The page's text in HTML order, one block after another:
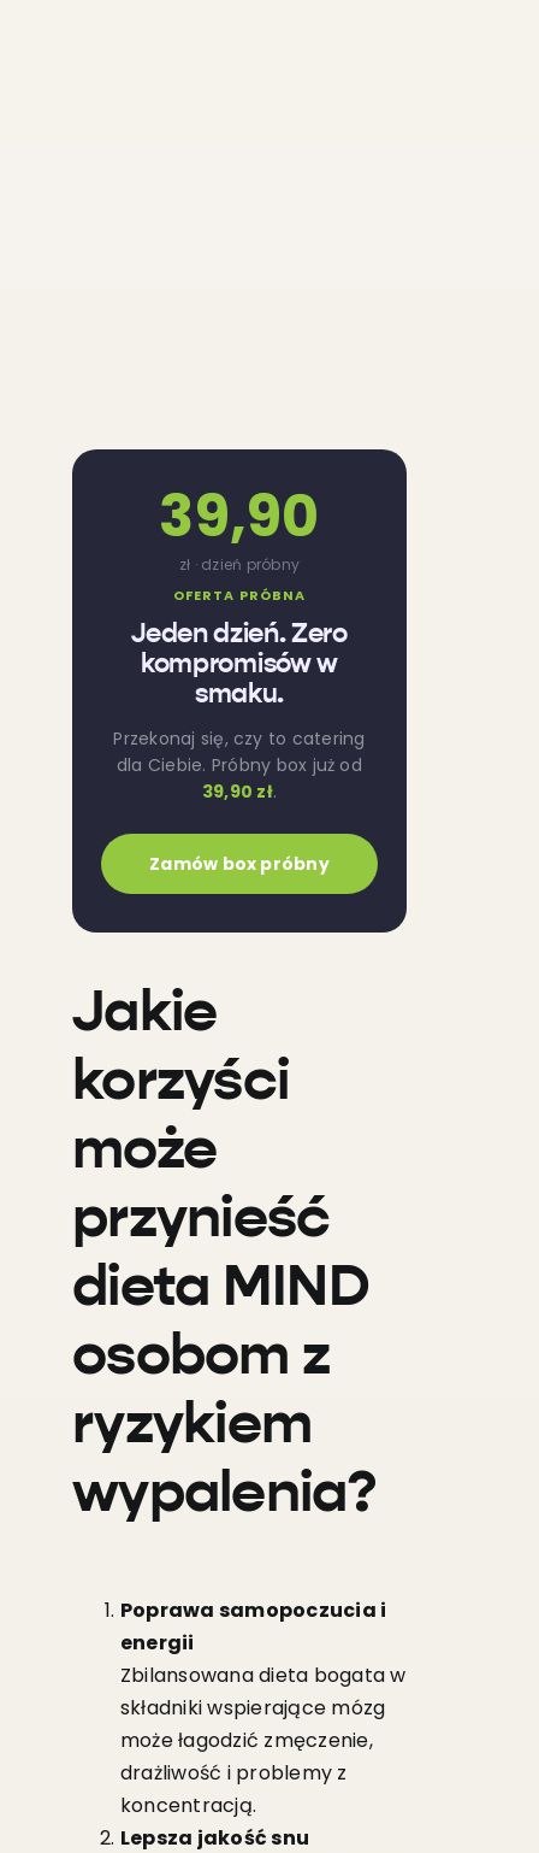
OFERTA PRÓBNA
Jeden dzień. Zero
kompromisów w
smaku.
Przekonaj się, czy to catering
dla Ciebie. Próbny box już od
39,90 zł.
Zamów box próbny
39,90
zł · dzień próbny
Jakie
korzyści
może
przynieść
dieta MIND
osobom z
ryzykiem
wypalenia?
Poprawa samopoczucia i
energii
Zbilansowana dieta bogata w
składniki wspierające mózg
może łagodzić zmęczenie,
drażliwość i problemy z
koncentracją.
Lepsza jakość snu